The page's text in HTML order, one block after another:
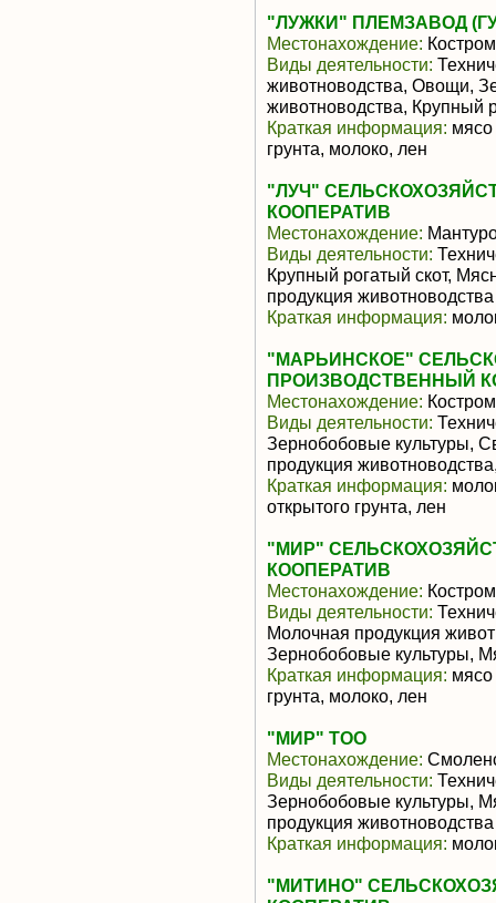
"ЛУЖКИ" ПЛЕМЗАВОД
Местонахождение:
Виды деятельности:
животноводства, Овощи,
животноводства, Крупный
Краткая информация: мясо
грунта, молоко, лен
"ЛУЧ"
КООПЕРАТИВ
Местонахождение:
Виды деятельности:
Крупный рогатый скот,
продукция животноводства
Краткая информация:
"МАРЬИНСКОЕ"
ПРОИЗВОДСТВЕННЫЙ
Местонахождение:
Виды деятельности:
Зернобобовые культуры,
продукция
Краткая информация:
открытого грунта, лен
"МИР"
КООПЕРАТИВ
Местонахождение:
Виды деятельности:
Молочная продукция
Зернобобовые культуры,
Краткая информация: мясо
грунта, молоко, лен
"МИР" ТОО
Местонахождение:
Виды деятельности:
Зернобобовые культуры,
продукция животноводства
Краткая информация:
"МИТИНО"